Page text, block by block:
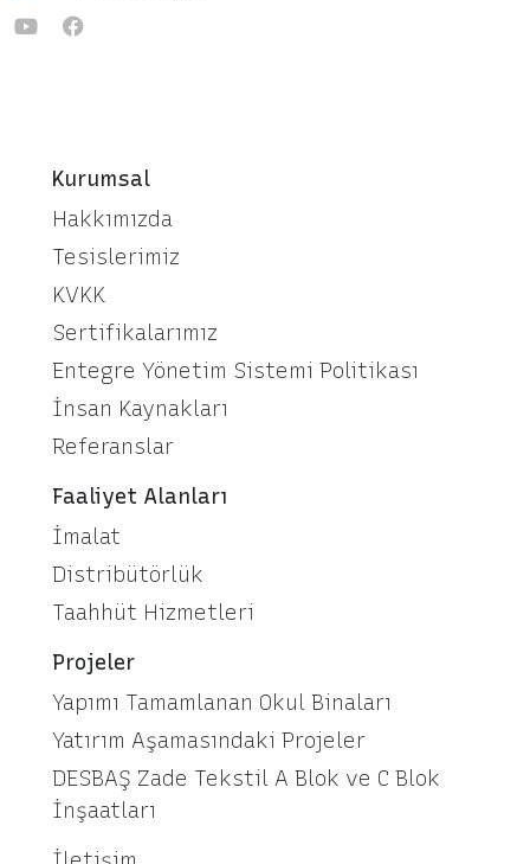
Kurumsal
Hakkımızda
Tesislerimiz
KVKK
Sertifikalarımız
Entegre Yönetim Sistemi Politikası
İnsan Kaynakları
Referanslar
Faaliyet Alanları
İmalat
Distribütörlük
Taahhüt Hizmetleri
Projeler
Yapımı Tamamlanan Okul Binaları
Yatırım Aşamasındaki Projeler
DESBAŞ Zade Tekstil A Blok ve C Blok
İnşaatları